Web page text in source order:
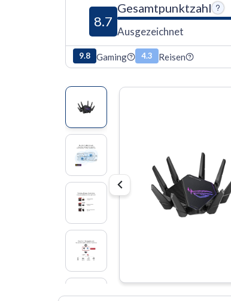
8.7
Gesamtpunktzahl
Ausgezeichnet
9.8 Gaming 4.3 Reisen